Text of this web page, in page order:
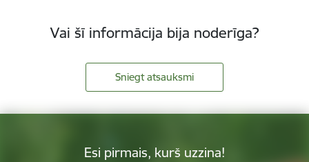
Vai šī informācija bija noderīga?
Sniegt atsauksmi
Esi pirmais, kurš uzzina!